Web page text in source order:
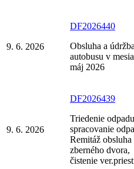
9. 6. 2026
DF2026440
Obsluha a údržba
autobusu v
máj 2026
9. 6. 2026
DF2026439
Triedenie
spracovanie
Remitáž
zberného dvora,
čistenie